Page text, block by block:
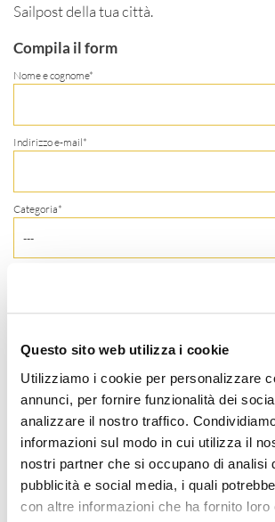
Questo sito web utilizza i cookie
Utilizziamo i cookie per personalizzare
annunci, per fornire funzionalità dei
analizzare il nostro traffico.
informazioni sul modo in cui utilizza il
nostri partner che si occupano di analisi
pubblicità e social media, i quali
con altre informazioni che ha fornito loro
Sailpost della tua città.
Compila il form
Nome e cognome*
Indirizzo e-mail*
Categoria*
---
Accetta la nostra informativa sullaprivacy